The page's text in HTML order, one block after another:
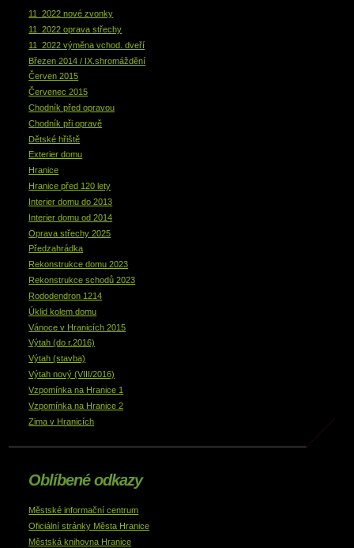
11_2022 nové zvonky
11_2022 oprava střechy
11_2022 výměna vchod. dveří
Březen 2014 / IX.shromáždění
Červen 2015
Červenec 2015
Chodník před opravou
Chodník při opravě
Dětské hřiště
Exterier domu
Hranice
Hranice před 120 lety
Interier domu do 2013
Interier domu od 2014
Oprava střechy 2025
Předzahrádka
Rekonstrukce domu 2023
Rekonstrukce schodů 2023
Rododendron 1214
Úklid kolem domu
Vánoce v Hranicích 2015
Výtah (do r.2016)
Výtah (stavba)
Výtah nový (VIII/2016)
Vzpomínka na Hranice 1
Vzpomínka na Hranice 2
Zima v Hranicích
Oblíbené odkazy
Městské informační centrum
Oficiální stránky Města Hranice
Městská knihovna Hranice